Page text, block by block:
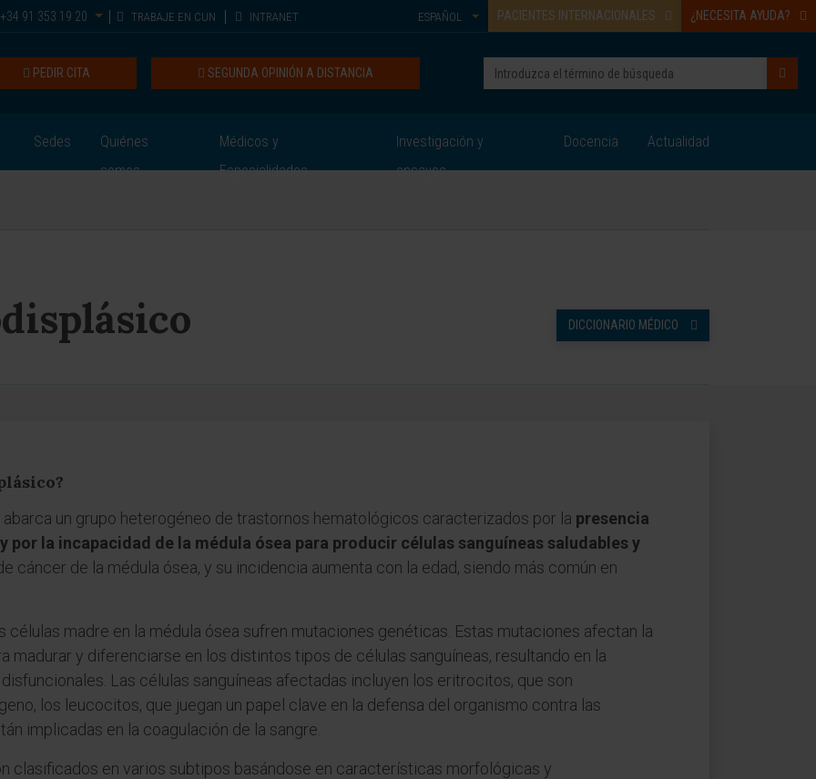
+34 91 353 19 20 TRABAJE EN CUN INTRANET PACIENTES INTERNACIONALES ¿NECESITA AYUDA?
ESPAÑOL
SEGUNDA OPINIÓN A DISTANCIA
PEDIR CITA
Sedes
Quiénes
somos
Médicos y
Especialidades
Investigación y
ensayos
Docencia Actualidad
DICCIONARIO MÉDICO
un grupo heterogéneo de trastornos hematológicos caracterizados por la presencia
por la incapacidad de la médula ósea para producir células sanguíneas saludables y
cáncer de la médula ósea, y su incidencia aumenta con la edad, siendo más común en
células madre en la médula ósea sufren mutaciones genéticas. Estas mutaciones afectan la
madurar y diferenciarse en los distintos tipos de células sanguíneas, resultando en la
Las células sanguíneas afectadas incluyen los eritrocitos, que son
los leucocitos, que juegan un papel clave en la defensa del organismo contra las
implicadas en la coagulación de la sangre.
clasificados en varios subtipos basándose en características morfológicas y